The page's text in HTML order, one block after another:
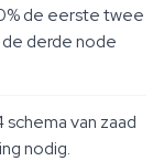
de eerste twee
derde node
van zaad
nodig.